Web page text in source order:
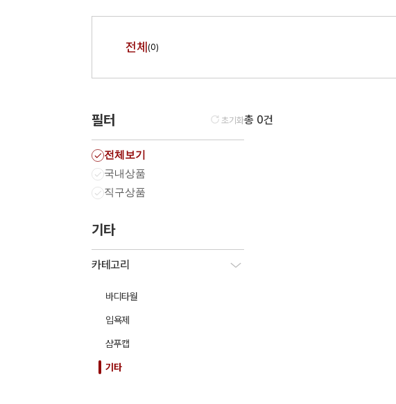
전체 (0)
필터 초기화
전체보기
국내상품
직구상품
기타
카테고리
바디타월
입욕제
샴푸캡
기타
총 0건